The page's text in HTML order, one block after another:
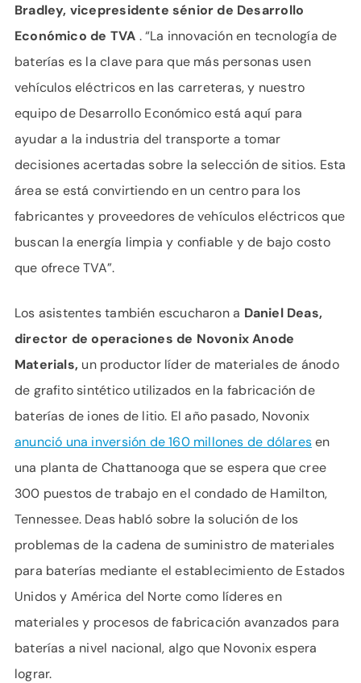
Bradley, vicepresidente sénior de Desarrollo
Económico de TVA . “La innovación en tecnología de
baterías es la clave para que más personas usen
vehículos eléctricos en las carreteras, y nuestro
equipo de Desarrollo Económico está aquí para
ayudar a la industria del transporte a tomar
decisiones acertadas sobre la selección de sitios. Esta
área se está convirtiendo en un centro para los
fabricantes y proveedores de vehículos eléctricos que
buscan la energía limpia y confiable y de bajo costo
que ofrece TVA”.
Los asistentes también escucharon a Daniel Deas,
director de operaciones de Novonix Anode
Materials, un productor líder de materiales de ánodo
de grafito sintético utilizados en la fabricación de
baterías de iones de litio. El año pasado, Novonix
anunció una inversión de 160 millones de dólaresen
una planta de Chattanooga que se espera que cree
300 puestos de trabajo en el condado de Hamilton,
Tennessee. Deas habló sobre la solución de los
problemas de la cadena de suministro de materiales
para baterías mediante el establecimiento de Estados
Unidos y América del Norte como líderes en
materiales y procesos de fabricación avanzados para
baterías a nivel nacional, algo que Novonix espera
lograr.